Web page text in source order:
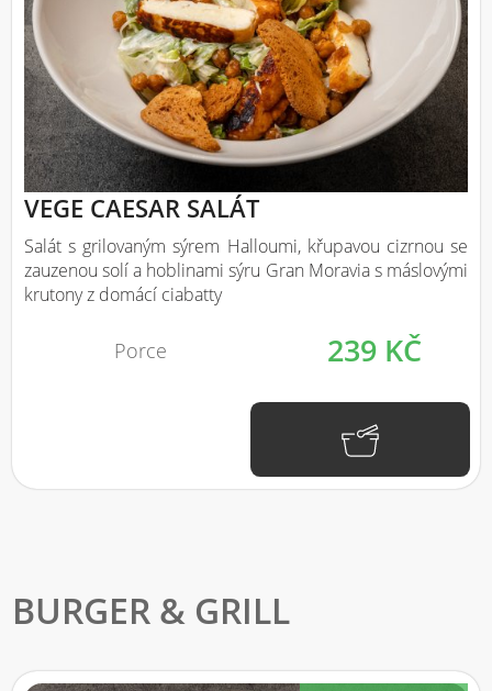
VEGE CAESAR SALÁT
Salát s grilovaným sýrem Halloumi, křupavou cizrnou se
zauzenou solí a hoblinami sýru Gran Moravia s máslovými
krutony z domácí ciabatty
Porce 239 KČ
BURGER & GRILL